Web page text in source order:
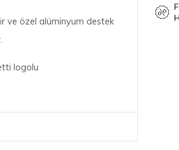
ve özel alüminyum destek
logolu
hikayesidir.